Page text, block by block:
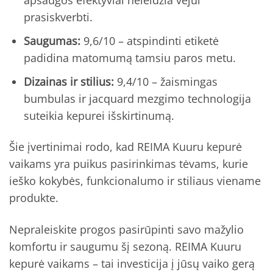
prasiskverbti.
Saugumas: 9,6/10 – atspindinti etiketė
padidina matomumą tamsiu paros metu.
Dizainas ir stilius: 9,4/10 – žaismingas
bumbulas ir jacquard mezgimo technologija
suteikia kepurei išskirtinumą.
Šie įvertinimai rodo, kad REIMA Kuuru kepurė
vaikams yra puikus pasirinkimas tėvams, kurie
ieško kokybės, funkcionalumo ir stiliaus viename
produkte.
Nepraleiskite progos pasirūpinti savo mažylio
komfortu ir saugumu šį sezoną. REIMA Kuuru
kepurė vaikams – tai investicija į jūsų vaiko gerą